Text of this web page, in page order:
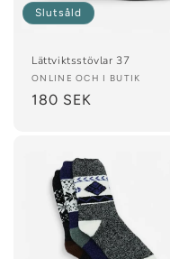
Slutsåld
Lättviktsstövlar 37
Säljare:
ONLINE OCH I BUTIK
Ordinarie
180 SEK